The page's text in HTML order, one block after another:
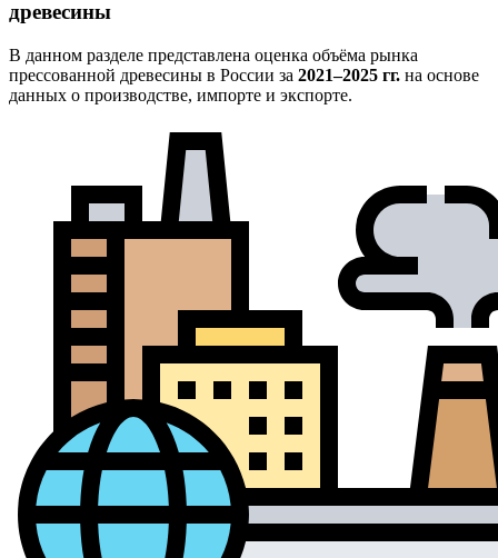
древесины
В данном разделе представлена оценка объёма рынка
прессованной древесины в России за 2021–2025 гг. на основе
данных о производстве, импорте и экспорте.